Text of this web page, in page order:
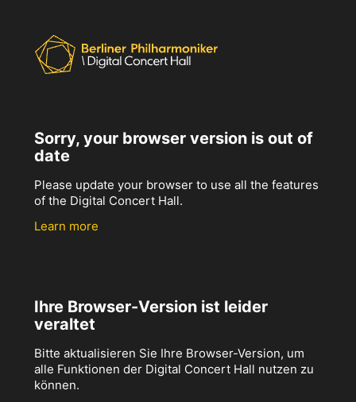
Sorry, your browser version is out of
date
Please update your browser to use all the features
of the Digital Concert Hall.
Learn more
Ihre Browser-Version ist leider
veraltet
Bitte aktualisieren Sie Ihre Browser-Version, um
alle Funktionen der Digital Concert Hall nutzen zu
können.